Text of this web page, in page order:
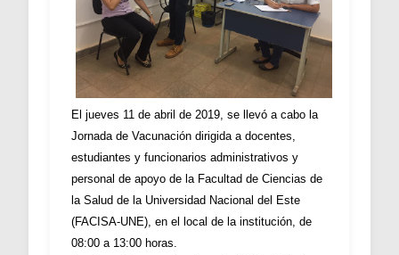
El jueves 11 de abril de 2019, se llevó a cabo la
Jornada de Vacunación dirigida a docentes,
estudiantes y funcionarios administrativos y
personal de apoyo de la Facultad de Ciencias de
la Salud de la Universidad Nacional del Este
(FACISA-UNE), en el local de la institución, de
08:00 a 13:00 horas.